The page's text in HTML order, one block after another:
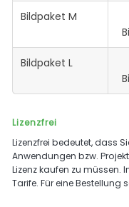
Bildpaket M
Bildpaket L
Lizenzfrei
Lizenzfrei bedeutet, dass
Anwendungen bzw.
Lizenz kaufen zu müssen.
Tarife. Für eine Bestellung